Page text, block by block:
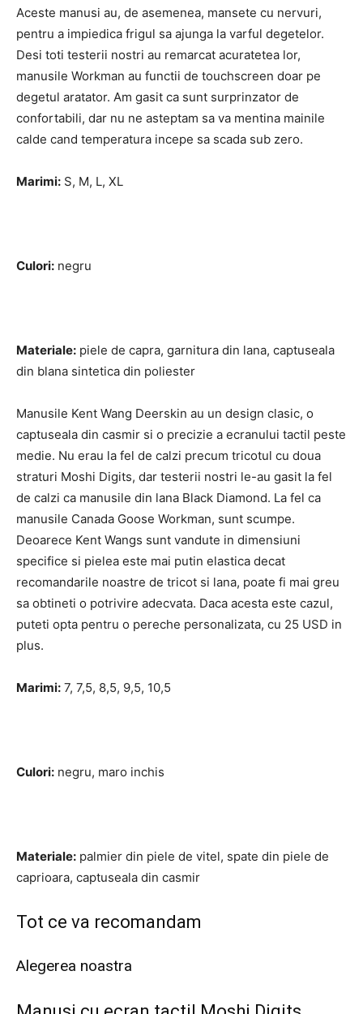
Aceste manusi au, de asemenea, mansete cu nervuri,
pentru a impiedica frigul sa ajunga la varful degetelor.
Desi toti testerii nostri au remarcat acuratetea lor,
manusile Workman au functii de touchscreen doar pe
degetul aratator. Am gasit ca sunt surprinzator de
confortabili, dar nu ne asteptam sa va mentina mainile
calde cand temperatura incepe sa scada sub zero.
Marimi: S, M, L, XL
Culori: negru
Materiale: piele de capra, garnitura din lana, captuseala
din blana sintetica din poliester
Manusile Kent Wang Deerskin au un design clasic, o
captuseala din casmir si o precizie a ecranului tactil peste
medie. Nu erau la fel de calzi precum tricotul cu doua
straturi Moshi Digits, dar testerii nostri le-au gasit la fel
de calzi ca manusile din lana Black Diamond. La fel ca
manusile Canada Goose Workman, sunt scumpe.
Deoarece Kent Wangs sunt vandute in dimensiuni
specifice si pielea este mai putin elastica decat
recomandarile noastre de tricot si lana, poate fi mai greu
sa obtineti o potrivire adecvata. Daca acesta este cazul,
puteti opta pentru o pereche personalizata, cu 25 USD in
plus.
Marimi: 7, 7,5, 8,5, 9,5, 10,5
Culori: negru, maro inchis
Materiale: palmier din piele de vitel, spate din piele de
caprioara, captuseala din casmir
Tot ce va recomandam
Alegerea noastra